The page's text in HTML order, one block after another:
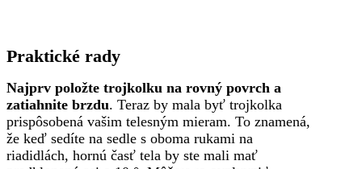
Praktické rady
Najprv položte trojkolku na rovný povrch a
zatiahnite brzdu. Teraz by mala byť trojkolka
prispôsobená vašim telesným mieram. To znamená,
že keď sedíte na sedle s oboma rukami na
riadidlách, hornú časť tela by ste mali mať